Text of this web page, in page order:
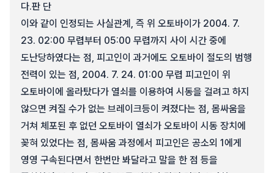
다.판 단
이와 같이 인정되는 사실관계, 즉 위 오토바이가 2004. 7.
23. 02:00 무렵부터 05:00 무렵까지 사이 시간 중에
도난당하였다는 점, 피고인이 과거에도 오토바이 절도의 범행
전력이 있는 점, 2004. 7. 24. 01:00 무렵 피고인이 위
오토바이에 올라탔다가 열쇠를 이용하여 시동을 걸려고 하지
않으면 켜질 수가 없는 브레이크등이 켜졌다는 점, 몸싸움을
거쳐 체포된 후 없던 오토바이 열쇠가 오토바이 시동 장치에
꽂혀 있었다는 점, 몸싸움 과정에서 피고인은 공소외 1에게
영영 구속된다면서 한번만 봐달라고 말을 한 점 등을